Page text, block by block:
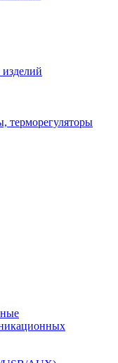
терморегуляторы